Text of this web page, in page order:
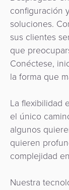
configuración
soluciones.
sus clientes
que
Conéctese,
la forma que
La flexibilidad
el único
algunos
quieren
complejidad
Nuestra